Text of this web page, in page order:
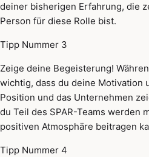
deiner bisherigen Erfahrung, die
Person für diese Rolle bist.
Tipp Nummer 3
Zeige deine Begeisterung!
wichtig, dass du deine Motivation
Position und das Unternehmen
du Teil des SPAR-Teams werden
positiven Atmosphäre beitragen
Tipp Nummer 4